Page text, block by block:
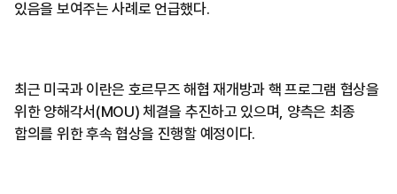
있음을 보여주는 사례로 언급했다.
최근 미국과 이란은 호르무즈 해협 재개방과 핵 프로그램 협상을
위한 양해각서(MOU) 체결을 추진하고 있으며, 양측은 최종
합의를 위한 후속 협상을 진행할 예정이다.